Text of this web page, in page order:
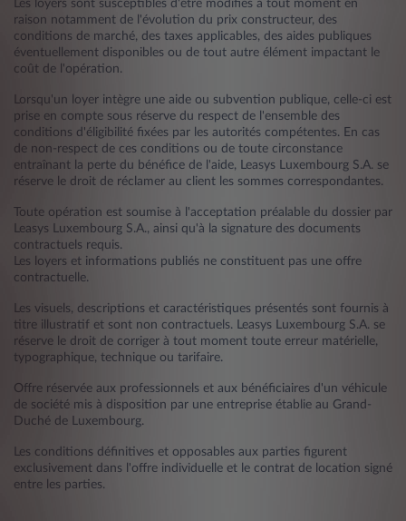
Les loyers sont susceptibles d'être modifiés à tout moment en
raison notamment de l'évolution du prix constructeur, des
conditions de marché, des taxes applicables, des aides publiques
éventuellement disponibles ou de tout autre élément impactant le
coût de l'opération.
Lorsqu'un loyer intègre une aide ou subvention publique, celle-ci est
prise en compte sous réserve du respect de l'ensemble des
conditions d'éligibilité fixées par les autorités compétentes. En cas
de non-respect de ces conditions ou de toute circonstance
entraînant la perte du bénéfice de l'aide, Leasys Luxembourg S.A. se
réserve le droit de réclamer au client les sommes correspondantes.
Toute opération est soumise à l'acceptation préalable du dossier par
Leasys Luxembourg S.A., ainsi qu'à la signature des documents
contractuels requis.
Les loyers et informations publiés ne constituent pas une offre
contractuelle.
Les visuels, descriptions et caractéristiques présentés sont fournis à
titre illustratif et sont non contractuels. Leasys Luxembourg S.A. se
réserve le droit de corriger à tout moment toute erreur matérielle,
typographique, technique ou tarifaire.
Offre réservée aux professionnels et aux bénéficiaires d'un véhicule
de société mis à disposition par une entreprise établie au Grand-
Duché de Luxembourg.
Les conditions définitives et opposables aux parties figurent
exclusivement dans l'offre individuelle et le contrat de location signé
entre les parties.